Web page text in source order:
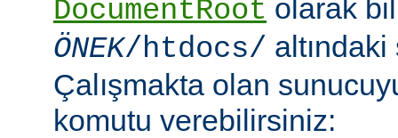
DocumentRoot olarak
ÖNEK/htdocs/
Çalışmakta olan
komutu verebilirsiniz: